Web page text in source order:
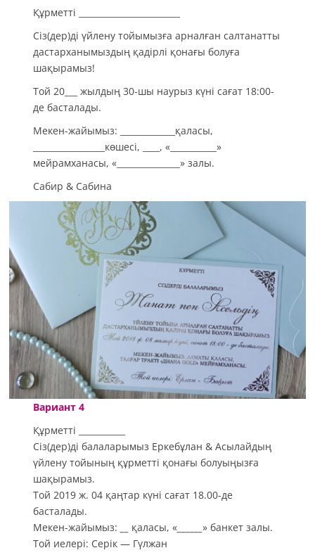
Құрметті ________________________
Сіз(дер)ді үйлену тойымызға арналған салтанатты
дастарханымыздың қадірлі қонағы болуға
шақырамыз!
Той 20___ жылдың 30-шы наурыз күні сағат 18:00-
де басталады.
Мекен-жайымыз: _____________қаласы,
_________________көшесі, ____, «___________»
мейрамханасы, «_______________» залы.
Сабир & Сабина
Вариант 4
Құрметті ___________
Сіз(дер)ді балаларымыз Eркебұлан & Асылайдың
үйлену тойының құрметті қонағы болуыңызға
шақырамыз.
Той 2019 ж. 04 қаңтар күні сағат 18.00-де
басталады.
Мекен-жайымыз:
қаласы, « ______» банкет залы.
Той иелері: Серік — Гүлжан